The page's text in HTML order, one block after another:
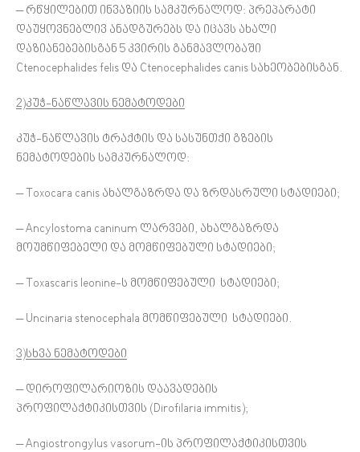
– რწყილებით ინვაზიის სამკურნალოდ: პრეპარატი
დაუყოვნებლივ ანადგურებს და იცავს ახალი
დაზიანებებისგან 5 კვირის განმავლობაში
Ctenocephalides felis და Ctenocephalides canis სახეობებისგან.
2)კუჭ-ნაწლავის ნემატოდები
კუჭ-ნაწლავის ტრაქტის და სასუნთქი გზების
ნემატოდების სამკურნალოდ:
– Toxocara canis ახალგაზრდა და ზრდასრული სტადიები;
– Ancylostoma caninum ლარვები, ახალგაზრდა
მოუმწიფებელი და მომწიფებული სტადიები;
– Toxascaris leonine-ს მომწიფებული სტადიები;
– Uncinaria stenocephala მომწიფებული სტადიები.
3)სხვა ნემატოდები
– დიროფილარიოზის დაავადების
პროფილაქტიკისთვის (Dirofilaria immitis);
– Angiostrongylus vasorum-ის პროფილაქტიკისთვის